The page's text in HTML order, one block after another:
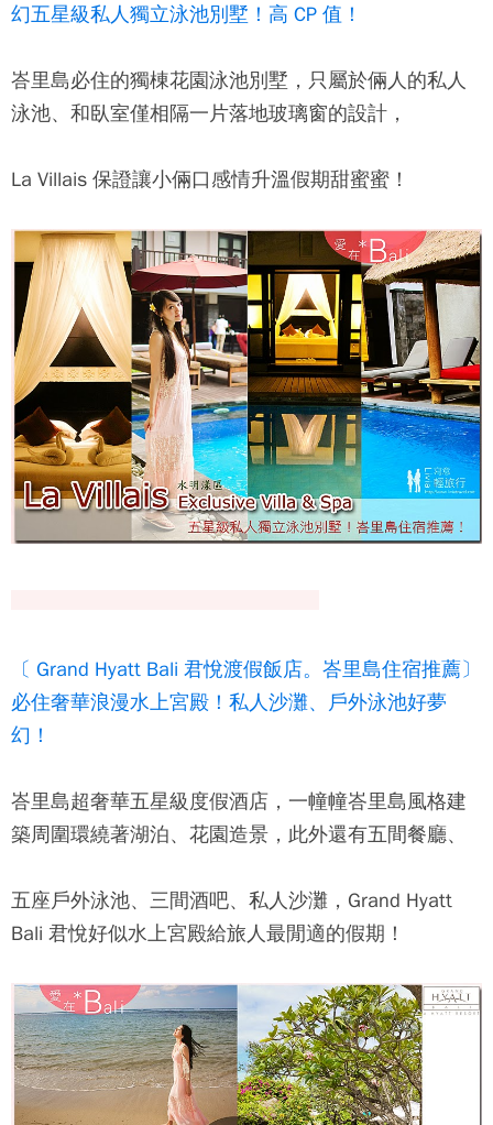
幻五星級私人獨立泳池別墅！高 CP 值！
峇里島必住的獨棟花園泳池別墅，只屬於倆人的私人
泳池、和臥室僅相隔一片落地玻璃窗的設計，
La Villais 保證讓小倆口感情升溫假期甜蜜蜜！
〔 Grand Hyatt Bali 君悅渡假飯店。峇里島住宿推薦〕
必住奢華浪漫水上宮殿！私人沙灘、戶外泳池好夢
幻！
峇里島超奢華五星級度假酒店，一幢幢峇里島風格建
築周圍環繞著湖泊、花園造景，此外還有五間餐廳、
五座戶外泳池、三間酒吧、私人沙灘，Grand Hyatt
Bali 君悅好似水上宮殿給旅人最閒適的假期！